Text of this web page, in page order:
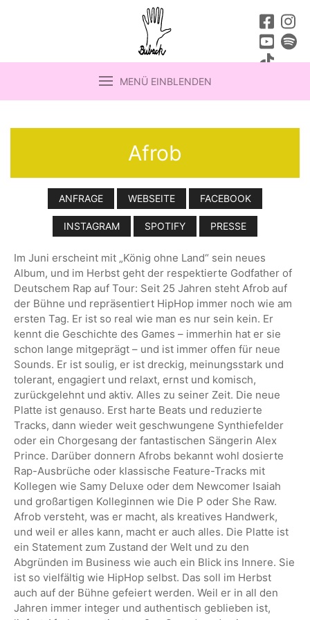
MENÜ EINBLENDEN
Afrob
ANFRAGE WEBSEITE FACEBOOK
INSTAGRAM SPOTIFY PRESSE
Im Juni erscheint mit „König ohne Land“ sein neues
Album, und im Herbst geht der respektierte Godfather of
Deutschem Rap auf Tour: Seit 25 Jahren steht Afrob auf
der Bühne und repräsentiert HipHop immer noch wie am
ersten Tag. Er ist so real wie man es nur sein kein. Er
kennt die Geschichte des Games – immerhin hat er sie
schon lange mitgeprägt – und ist immer offen für neue
Sounds. Er ist soulig, er ist dreckig, meinungsstark und
tolerant, engagiert und relaxt, ernst und komisch,
zurückgelehnt und aktiv. Alles zu seiner Zeit. Die neue
Platte ist genauso. Erst harte Beats und reduzierte
Tracks, dann wieder weit geschwungene Synthiefelder
oder ein Chorgesang der fantastischen Sängerin Alex
Prince. Darüber donnern Afrobs bekannt wohl dosierte
Rap-Ausbrüche oder klassische Feature-Tracks mit
Kollegen wie Samy Deluxe oder dem Newcomer Isaiah
und großartigen Kolleginnen wie Die P oder She Raw.
Afrob versteht, was er macht, als kreatives Handwerk,
und weil er alles kann, macht er auch alles. Die Platte ist
ein Statement zum Zustand der Welt und zu den
Abgründen im Business wie auch ein Blick ins Innere. Sie
ist so vielfältig wie HipHop selbst. Das soll im Herbst
auch auf der Bühne gefeiert werden. Weil er in all den
Jahren immer integer und authentisch geblieben ist,